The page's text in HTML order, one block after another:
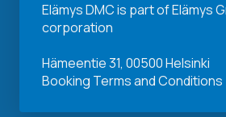
Elämys DMC is part of Elämys
corporation
Hämeentie 31, 00500 Helsinki
Booking Terms and Conditions